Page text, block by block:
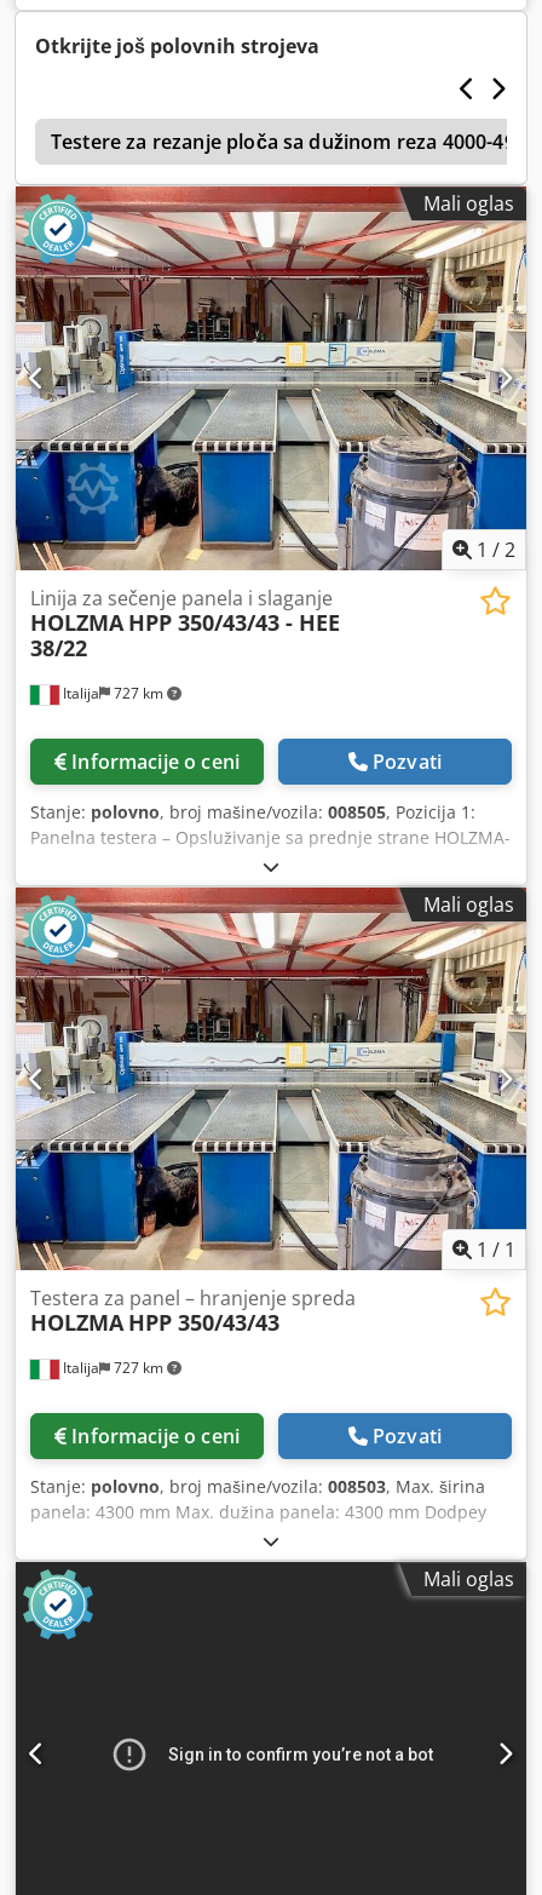
2: Hidraulični sto za podizanje HOLZMA-HPP 510/43/43 +
HEE 33/22
Otkrijte još polovnih strojeva
Testere za rezanje ploča sa dužinom reza 4000-
Mali oglas
1 /2
Italija 727 km
Linija za sečenje panela i slaganje
HOLZMA HPP 350/43/43 - HEE
38/22
Informacije o ceni Pozvati
Stanje: polovno, broj mašine/vozila: 008505, Pozicija 1:
Panelna testera – Opsluživanje sa prednje strane HOLZMA-
HPP 350/43/43 - HEE 38/22 Pozicija 2: Hidraulični sto
HOLZMA-HPP 350/43/43 - HEE 38/22 Dcjdpfxjy Hcd Se
Abxek
Mali oglas
1 / 1
Italija 727 km
Testera za panel – hranjenje spreda
HOLZMA HPP 350/43/43
Informacije o ceni Pozvati
Stanje: polovno, broj mašine/vozila: 008503, Max. širina
panela: 4300 mm Max. dužina panela: 4300 mm Dodpey
Hcd Esfx Abxsck Max. izbačaj glavne testere: 80 mm Broj
steznih čeljusti: 8
Mali oglas